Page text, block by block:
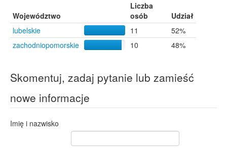
Województwo
Liczba
osób
Udział
lubelskie
11
52%
zachodniopomorskie
10 48%
Skomentuj, zadaj pytanie lub zamieść
nowe informacje
Imię i nazwisko